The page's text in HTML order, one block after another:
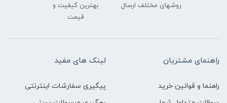
روشهای مختلف ارسال
بهترین کیفیت و
قیمت
راهنمای مشتریان
راهنما و قوانین خرید
لینک های مفید
پیگیری سفارشات اینترنتی